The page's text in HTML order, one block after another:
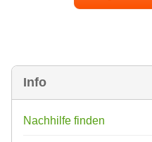
Info
Nachhilfe finden